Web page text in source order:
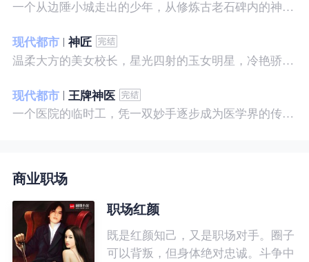
一个从边陲小城走出的少年，从修炼古老石碑内的神秘一式开始，一路高歌狂飙，打造一片属于自己的天下……
现代都市
神匠
温柔大方的美女校长，星光四射的玉女明星，冷艳骄傲的美女特工，一个二个，全都跑来，撒娇撒赖的要他做她们的私房保镖，这是为什么呢？
现代都市
王牌神医
一个医院的临时工，凭一双妙手逐步成为医学界的传奇！ 一个社会底层的小人物，靠一腔热血成为人世间的枭王！ 当佛已经无能为力，便由我来普渡众生——杨风。
商业职场
职场红颜
既是红颜知己，又是职场对手。圈子
可以背叛，但身体绝对忠诚。斗争中